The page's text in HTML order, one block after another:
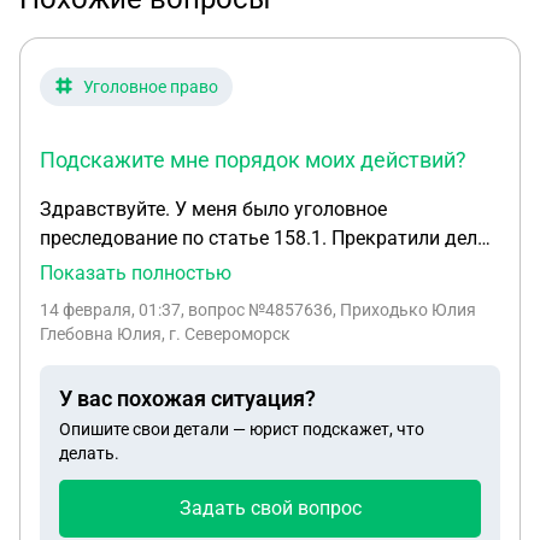
Уголовное право
Подскажите мне порядок моих действий?
Здравствуйте. У меня было уголовное
преследование по статье 158.1. Прекратили дело
на уровне дознания по 25 УПК. Произошло это в
документы, которые я подавала для поступления
устной форме, нигде не зафиксирован отказ,
только забрала пакет документов обратно на
руки. Является ли отказ правомерным? Один из
бывших сотрудников МВД ( мой знакомый )
услышав мою историю посоветовал попробовать
Показать полностью
14 февраля, 01:37, вопрос №4857636, Приходько Юлия
Глебовна Юлия, г. Североморск
У вас похожая ситуация?
Опишите свои детали — юрист подскажет, что
делать.
Задать свой вопрос